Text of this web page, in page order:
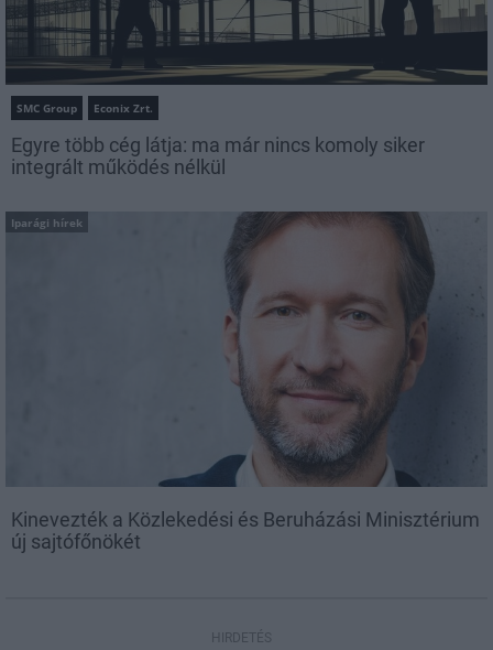
SMC Group Econix Zrt.
Egyre több cég látja: ma már nincs komoly siker
integrált működés nélkül
Iparági hírek
Kinevezték a Közlekedési és Beruházási Minisztérium
új sajtófőnökét
HIRDETÉS